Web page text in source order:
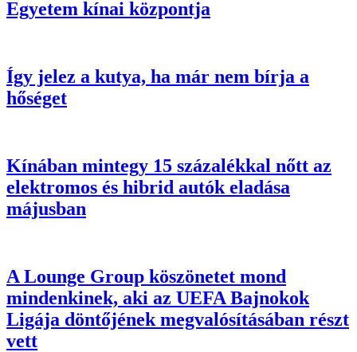
Egyetem kínai központja
Így jelez a kutya, ha már nem bírja a
hőséget
Kínában mintegy 15 százalékkal nőtt az
elektromos és hibrid autók eladása
májusban
A Lounge Group köszönetet mond
mindenkinek, aki az UEFA Bajnokok
Ligája döntőjének megvalósításában részt
vett